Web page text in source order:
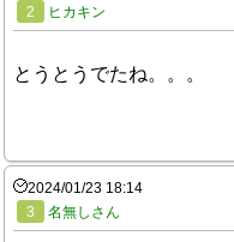
2
ヒカキン
とうとうでたね。。。
2024/01/23 18:14
3
名無しさん